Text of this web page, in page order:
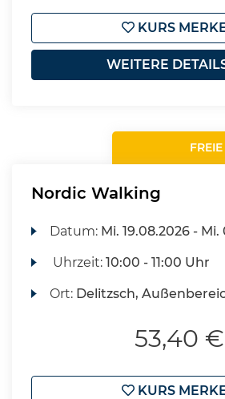
KURS
WEITERE
Nordic Walking
Datum: Mi. 19.08.2026 - Mi.
Uhrzeit:10:00 - 11:00 Uhr
Ort: Delitzsch,
53,40 €
KURS